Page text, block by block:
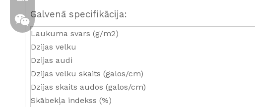
Galvenā specifikācija:
Laukuma svars (g/m2)
Dzijas velku
Dzijas audi
Dzijas velku skaits (galos/cm)
Dzijas skaits audos (galos/cm)
Skābekļa indekss (%)